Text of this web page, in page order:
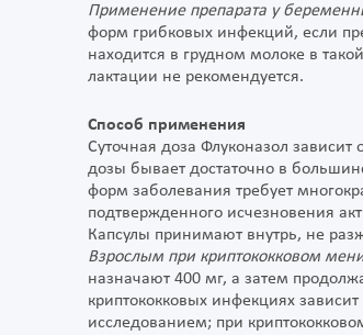
Применение препарата у
форм грибковых инфекций, если
находится в грудном молоке в
лактации не рекомендуется.
Способ применения
Суточная доза Флуконазол
дозы бывает достаточно в
форм заболевания требует
подтвержденного исчезновения
Капсулы принимают внутрь, не
Взрослым при криптококковом
назначают 400 мг, а затем
криптококковых инфекциях
исследованием; при